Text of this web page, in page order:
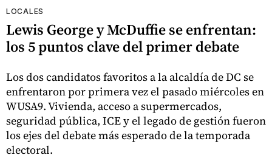
LOCALES
Lewis George y McDuffie se enfrentan:
los 5 puntos clave del primer debate
Los dos candidatos favoritos a la alcaldía de DC se
enfrentaron por primera vez el pasado miércoles en
WUSA9. Vivienda, acceso a supermercados,
seguridad pública, ICE y el legado de gestión fueron
los ejes del debate más esperado de la temporada
electoral.